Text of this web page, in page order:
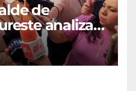
de
analiza
tras
el desafuero